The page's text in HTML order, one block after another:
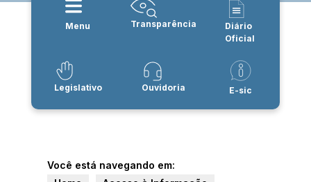
Menu Transparência
Diário
Oficial
Legislativo Ouvidoria E-sic
Você está navegando em: